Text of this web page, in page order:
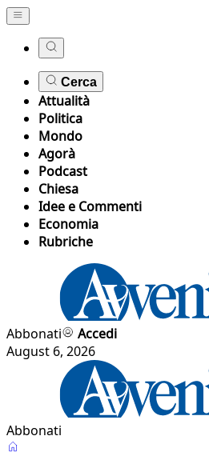
Cerca
Attualità
Politica
Mondo
Agorà
Podcast
Chiesa
Idee e Commenti
Economia
Rubriche
Abbonati
Accedi
August 6, 2026
Abbonati